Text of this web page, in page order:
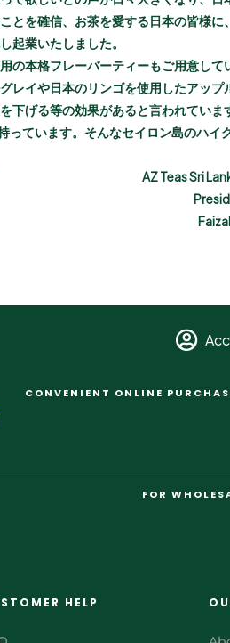
とを確信、お茶を愛する日本の皆様
起業いたしました。
の本格フレーバーティーもご用意
レイや日本のリンゴを使用したアッ
下げる等の効果があると言われてい
ています。そんなセイロン島のハ
AZ Teas Sri
CONVENIENT ONLINE
FOR
HELP